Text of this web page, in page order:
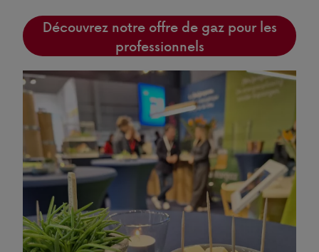
Découvrez notre offre de gaz pour les
professionnels